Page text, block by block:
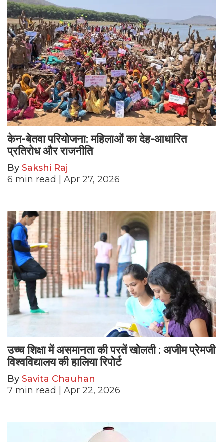
केन-बेतवा परियोजना: महिलाओं का देह-आधारित
प्रतिरोध और राजनीति
By Sakshi Raj
6 min read | Apr 27, 2026
उच्च शिक्षा में असमानता की परतें खोलती : अजीम प्रेमजी
विश्वविद्यालय की हालिया रिपोर्ट
By Savita Chauhan
7 min read | Apr 22, 2026